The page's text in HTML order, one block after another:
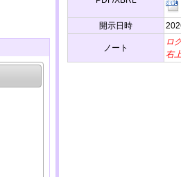
開示日時
ノート
ロ
右